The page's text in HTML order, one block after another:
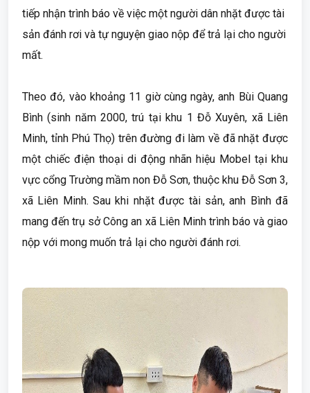
tiếp nhận trình báo về việc một người dân nhặt được tài
sản đánh rơi và tự nguyện giao nộp để trả lại cho người
mất.
Theo đó, vào khoảng 11 giờ cùng ngày, anh Bùi Quang
Bình (sinh năm 2000, trú tại khu 1 Đỗ Xuyên, xã Liên
Minh, tỉnh Phú Thọ) trên đường đi làm về đã nhặt được
một chiếc điện thoại di động nhãn hiệu Mobel tại khu
vực cổng Trường mầm non Đỗ Sơn, thuộc khu Đỗ Sơn 3,
xã Liên Minh. Sau khi nhặt được tài sản, anh Bình đã
mang đến trụ sở Công an xã Liên Minh trình báo và giao
nộp với mong muốn trả lại cho người đánh rơi.